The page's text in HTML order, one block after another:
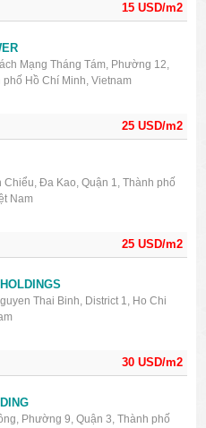
15 USD/m2
25 USD/m2
Mạng Tháng Tám, Phường 12,
phố Hồ Chí Minh, Vietnam
25 USD/m2
Đa Kao, Quận 1, Thành phố
Nam
30 USD/m2
Thai Binh, District 1, Ho Chi
Phường 9, Quận 3, Thành phố